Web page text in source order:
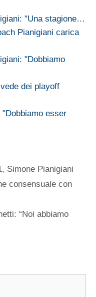
"Una stagione…
Pianigiani carica
"Dobbiamo
dei playoff
"Dobbiamo esser
, Simone Pianigiani
consensuale con
“Noi abbiamo